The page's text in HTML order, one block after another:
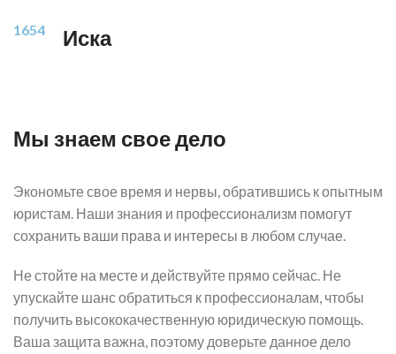
1654 Иска
Мы знаем свое дело
Экономьте свое время и нервы, обратившись к опытным
юристам. Наши знания и профессионализм помогут
сохранить ваши права и интересы в любом случае.
Не стойте на месте и действуйте прямо сейчас. Не
упускайте шанс обратиться к профессионалам, чтобы
получить высококачественную юридическую помощь.
Ваша защита важна, поэтому доверьте данное дело